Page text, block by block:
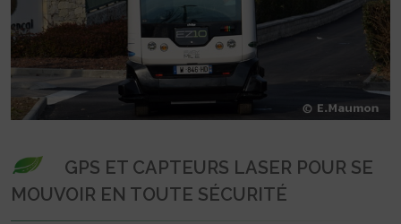
GPS ET CAPTEURS LASER POUR SE
MOUVOIR EN TOUTE SÉCURITÉ